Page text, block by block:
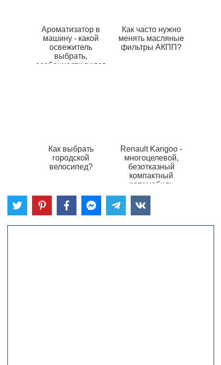
Ароматизатор в
машину - какой
освежитель
выбрать,
особенности видов
Как часто нужно
менять масляные
фильтры АКПП?
Как выбрать
городской
велосипед?
Renault Kangoo -
многоцелевой,
безотказный
компактный
автомобиль